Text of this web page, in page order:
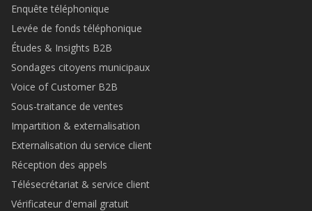
Enquête téléphonique
Levée de fonds téléphonique
Études & Insights B2B
Sondages citoyens municipaux
Voice of Customer B2B
Sous-traitance de ventes
Impartition & externalisation
Externalisation du service client
Réception des appels
Télésecrétariat & service client
Vérificateur d'email gratuit